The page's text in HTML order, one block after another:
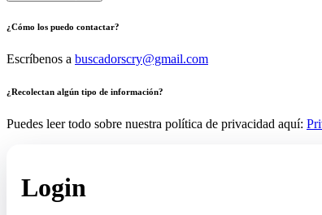
¿Cómo los puedo contactar?
Escríbenos a buscadorscry@gmail.com
¿Recolectan algún tipo de información?
Puedes leer todo sobre nuestra política de privacidad aquí:
Login